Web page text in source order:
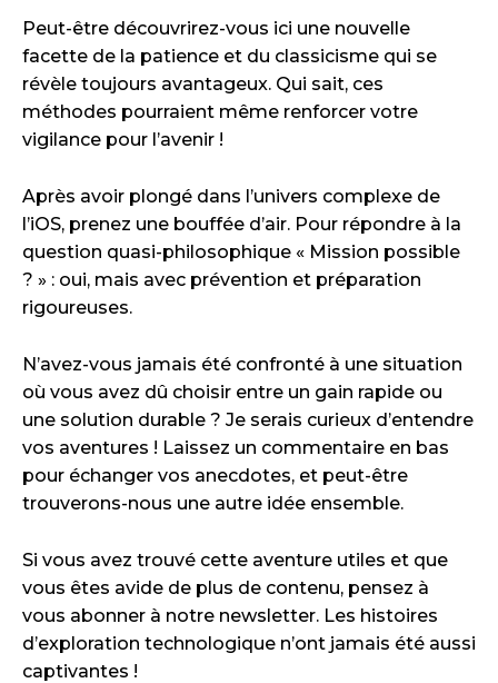
Peut-être découvrirez-vous ici une nouvelle
facette de la patience et du classicisme qui se
révèle toujours avantageux. Qui sait, ces
méthodes pourraient même renforcer votre
vigilance pour l’avenir !
Après avoir plongé dans l’univers complexe de
l’iOS, prenez une bouffée d’air. Pour répondre à la
question quasi-philosophique « Mission possible
? » : oui, mais avec prévention et préparation
rigoureuses.
N’avez-vous jamais été confronté à une situation
où vous avez dû choisir entre un gain rapide ou
une solution durable ? Je serais curieux d’entendre
vos aventures ! Laissez un commentaire en bas
pour échanger vos anecdotes, et peut-être
trouverons-nous une autre idée ensemble.
Si vous avez trouvé cette aventure utiles et que
vous êtes avide de plus de contenu, pensez à
vous abonner à notre newsletter. Les histoires
d’exploration technologique n’ont jamais été aussi
captivantes !